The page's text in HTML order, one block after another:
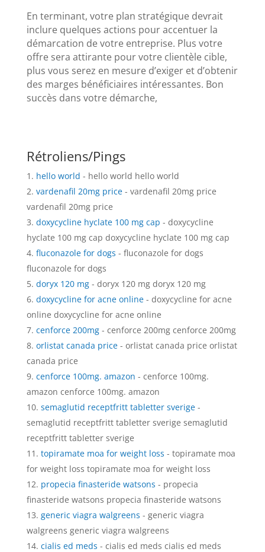
En terminant, votre plan stratégique devrait
inclure quelques actions pour accentuer la
démarcation de votre entreprise. Plus votre
offre sera attirante pour votre clientèle cible,
plus vous serez en mesure d’exiger et d’obtenir
des marges bénéficiaires intéressantes. Bon
succès dans votre démarche,
Rétroliens/Pings
hello world - hello world hello world
vardenafil 20mg price- vardenafil 20mg price
vardenafil 20mg price
doxycycline hyclate 100 mg cap - doxycycline
hyclate 100 mg cap doxycycline hyclate 100 mg cap
fluconazole for dogs - fluconazole for dogs
fluconazole for dogs
doryx 120 mg- doryx 120 mg doryx 120 mg
doxycycline for acne online- doxycycline for acne
online doxycycline for acne online
cenforce 200mg- cenforce 200mg cenforce 200mg
orlistat canada price- orlistat canada price orlistat
canada price
cenforce 100mg. amazon - cenforce 100mg.
amazon cenforce 100mg. amazon
semaglutid receptfritt tabletter sverige-
semaglutid receptfritt tabletter sverige semaglutid
receptfritt tabletter sverige
topiramate moa for weight loss - topiramate moa
for weight loss topiramate moa for weight loss
propecia finasteride watsons - propecia
finasteride watsons propecia finasteride watsons
generic viagra walgreens - generic viagra
walgreens generic viagra walgreens
cialis ed meds - cialis ed meds cialis ed meds